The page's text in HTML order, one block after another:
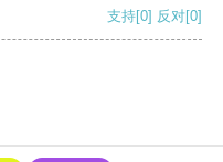
支持[0] 反对[0]